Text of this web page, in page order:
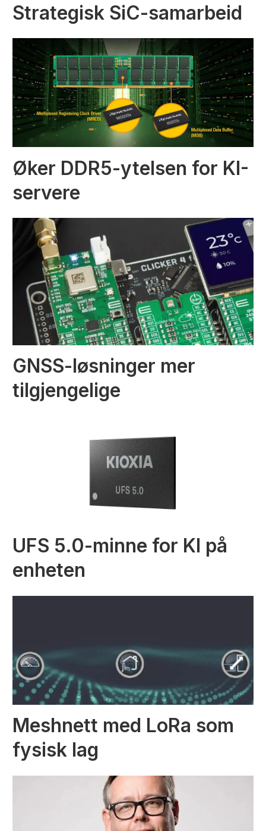
Strategisk SiC-samarbeid
Øker DDR5-ytelsen for KI-
servere
GNSS-løsninger mer
tilgjengelige
UFS 5.0-minne for KI på
enheten
Meshnett med LoRa som
fysisk lag